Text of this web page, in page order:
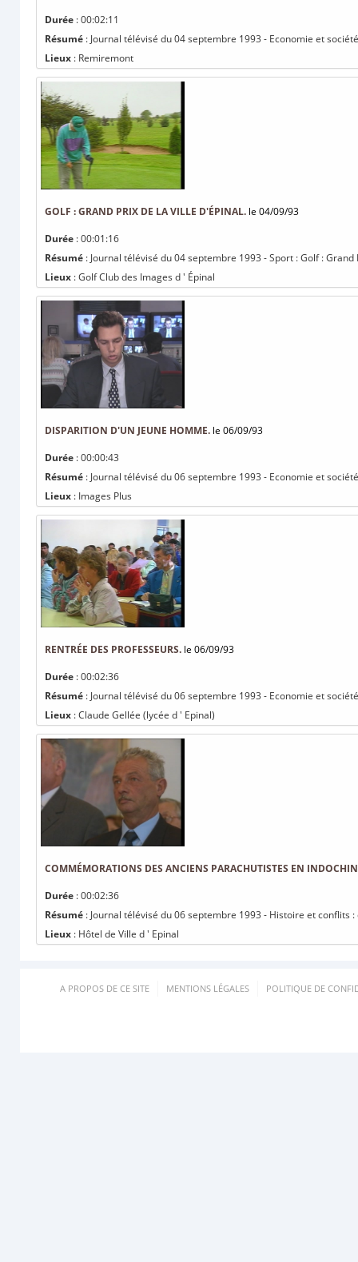
Durée : 00:02:11
Résumé : Journal télévisé du 04 septembre 1993 - Economie et
Lieux : Remiremont
GOLF : GRAND PRIX DE LA VILLE D'ÉPINAL. le 04/09/93
Durée : 00:01:16
Résumé : Journal télévisé du 04 septembre 1993 - Sport : Golf :
Lieux : Golf Club des Images d ' Épinal
DISPARITION D'UN JEUNE HOMME. le 06/09/93
Durée : 00:00:43
Résumé : Journal télévisé du 06 septembre 1993 - Economie et
Lieux : Images Plus
RENTRÉE DES PROFESSEURS. le 06/09/93
Durée : 00:02:36
Résumé : Journal télévisé du 06 septembre 1993 - Economie et
Lieux : Claude Gellée (lycée d ' Epinal)
COMMÉMORATIONS DES ANCIENS PARACHUTISTES EN
Durée : 00:02:36
Résumé : Journal télévisé du 06 septembre 1993 - Histoire et
Lieux : Hôtel de Ville d ' Epinal
A PROPOS DE CE SITE MENTIONS LÉGALES POLITIQUE DE